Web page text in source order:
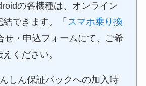
の各機種は、オンライン
できます。「 スマホ乗り換
せ・申込フォームにて、ご希
ください。
しん保証パックへの加入時